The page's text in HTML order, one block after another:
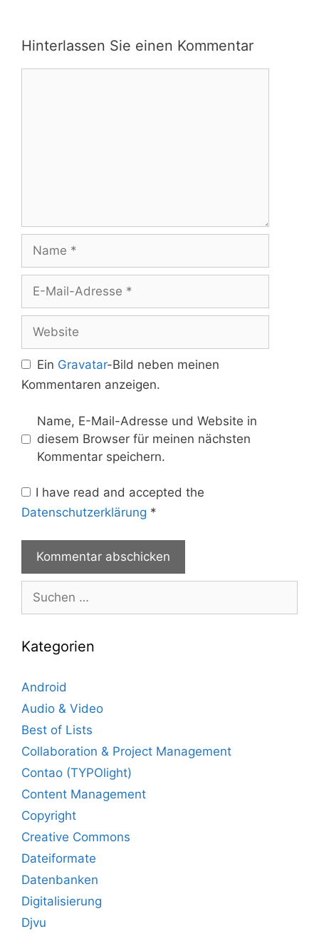
Hinterlassen Sie einen Kommentar
Name
Adresse
Website
Ein Gravatar-Bild neben meinen
Kommentaren anzeigen.
Name, E-Mail-Adresse und Website in
diesem Browser für meinen nächsten
Kommentar speichern.
I have read and accepted the
Datenschutzerklärung *
nach:
Kategorien
Android
Audio & Video
Best of Lists
Collaboration & Project Management
Contao (TYPOlight)
Content Management
Copyright
Creative Commons
Dateiformate
Datenbanken
Digitalisierung
Djvu